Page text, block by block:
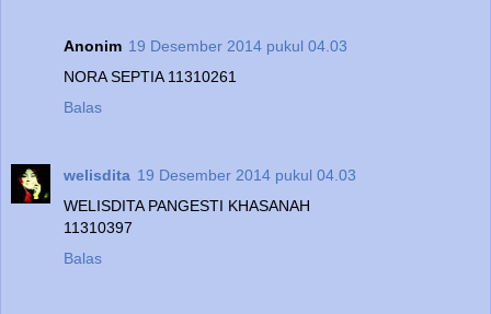
Anonim 19 Desember 2014 pukul 04.03
NORA SEPTIA 11310261
Balas
welisdita 19 Desember 2014 pukul 04.03
WELISDITA PANGESTI KHASANAH
11310397
Balas